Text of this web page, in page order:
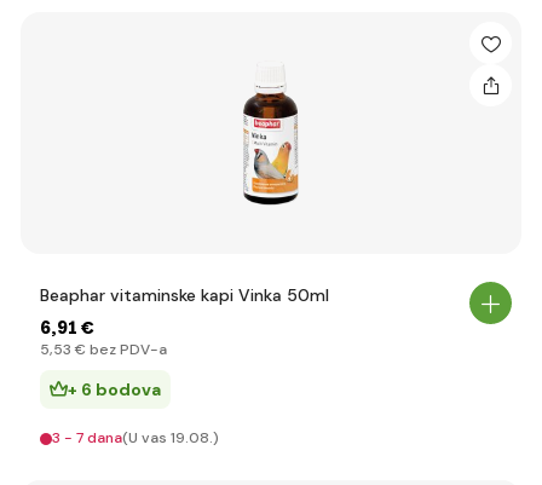
Beaphar vitaminske kapi Vinka 50ml
6,91 €
5,53 € bez PDV-a
+ 6 bodova
3 - 7 dana(U vas 19.08.)